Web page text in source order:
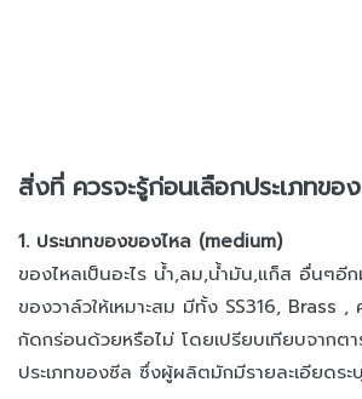
สิ่งที่ ควรจะรู้ก่อนเลือกประเภทของ
1. ประเภทของของไหล (medium)
ของไหลเป็นอะไร น้ำ,ลม,น้ำมัน,แก็ส อื่นๆอี
ของวาล์วให้เหมาะสม มีทั้ง SS316, Brass ,
กัดกร่อนด้วยหรือไม่ โดยเปรียบเทียบจากตา
ประเภทของซีล ซึ่งผู้ผลิตมักมีรายละเอียดระ